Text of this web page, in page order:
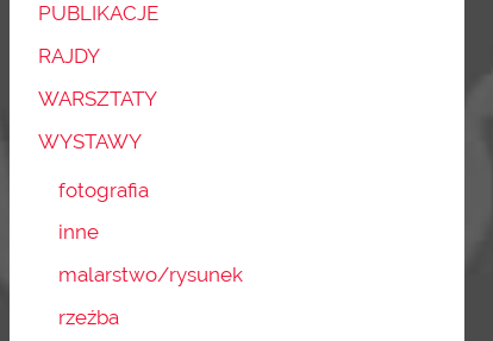
PUBLIKACJE
RAJDY
WARSZTATY
WYSTAWY
fotografia
inne
malarstwo/rysunek
rzeźba